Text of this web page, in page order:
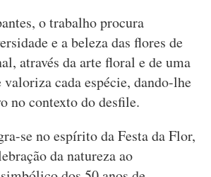
o trabalho procura
e a beleza das flores de
através da arte floral e de uma
cada espécie, dando-lhe
no contexto do desfile.
se no espírito da Festa da Flor,
da natureza ao